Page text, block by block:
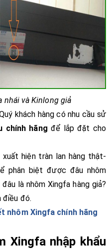
nhái và Kinlong giả
khách hàng có nhu cầu sử
chính hãng để lắp đặt cho
hiện tràn lan hàng thật-
phân biệt được đâu nhôm
là nhôm Xingfa hàng giả?
điều đó.
nhôm Xingfa chính hãng
Xingfa nhập khẩu